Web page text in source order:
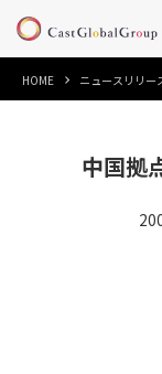
HOME ニュースリリー
中国拠